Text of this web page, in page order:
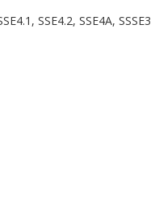
SSE4.2, SSE4A, SSSE3